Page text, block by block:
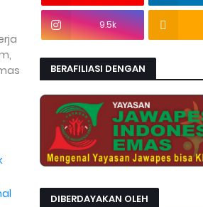
9.5k
BERAFILIASI DENGAN
DIBERDAYAKAN OLEH